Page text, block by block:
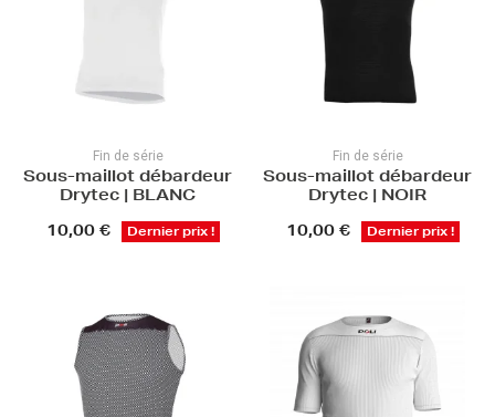
Fin de série
Sous-maillot débardeur
Drytec | BLANC
10,00 € Dernier prix !
Fin de série
Sous-maillot débardeur
Drytec | NOIR
10,00 € Dernier prix !